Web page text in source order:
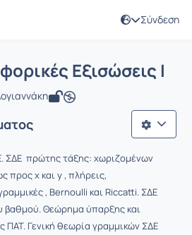
Σύνδεση
Διαφορικές
Εξισώσεις Ι
ΣΔΕ πρώτης τάξης: χωριζομένων
προς x και y , πλήρεις,
, Bernoulli και Riccatti. ΣΔΕ
βαθμού. Θεώρημα ύπαρξης και
ΠΑΤ. Γενική θεωρία γραμμικών ΣΔΕ